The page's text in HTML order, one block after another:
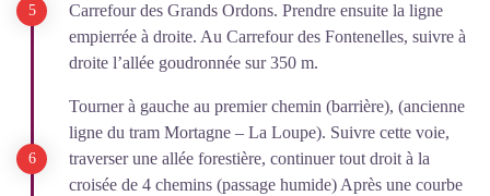
Carrefour des Grands Ordons. Prendre ensuite la ligne
empierrée à droite. Au Carrefour des Fontenelles, suivre à
droite l’allée goudronnée sur 350 m.
Tourner à gauche au premier chemin (barrière), (ancienne
ligne du tram Mortagne – La Loupe). Suivre cette voie,
traverser une allée forestière, continuer tout droit à la
croisée de 4 chemins (passage humide) Après une courbe